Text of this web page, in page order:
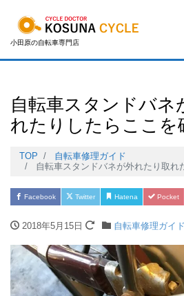
小田原の自転車専門店
自転車スタンドバネ
れたりしたらここを
TOP
自転車修理ガイド
自転車スタンドバネが外れたり取れ
Facebook Twitter Hatena Pocket
2018年5月15日 自転車修理ガイド